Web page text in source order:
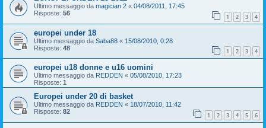
Ultimo messaggio da magician 2 « 04/08/2011, 17:45
Risposte: 56 1 2 3 4
europei under 18
Ultimo messaggio da Saba88 « 15/08/2010, 0:28
Risposte: 48 1 2 3 4
europei u18 donne e u16 uomini
Ultimo messaggio da REDDEN « 05/08/2010, 17:23
Risposte: 1
Europei under 20 di basket
Ultimo messaggio da REDDEN « 18/07/2010, 11:42
Risposte: 82 1 2 3 4 5 6